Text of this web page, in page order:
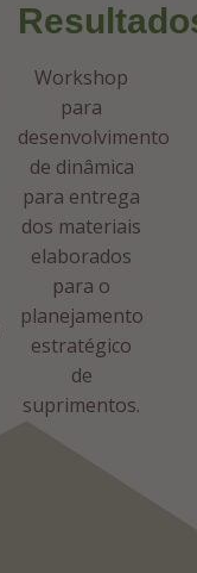
Workshop
para
desenvolvimento
de dinâmica
para entrega
dos materiais
elaborados
para o
planejamento
estratégico
de
suprimentos.